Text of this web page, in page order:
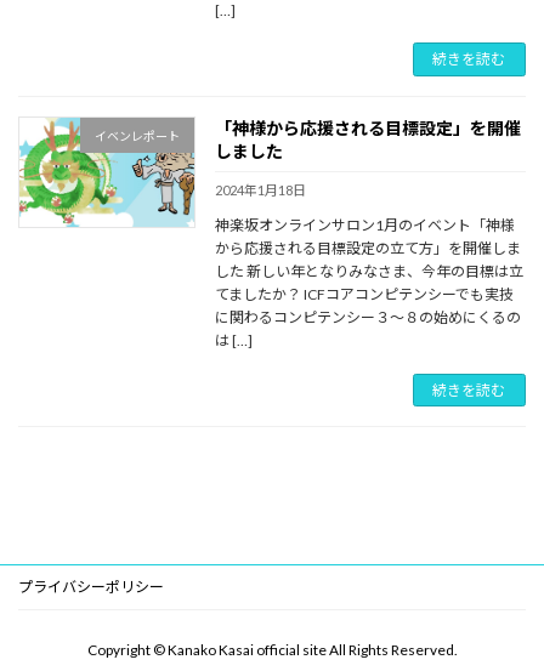
[…]
続きを読む
イベンレポート
「神様から応援される目標設定」を開催
しました
2024年1月18日
神楽坂オンラインサロン1月のイベント「神様
から応援される目標設定の立て方」を開催しま
した 新しい年となりみなさま、今年の目標は立
てましたか？ ICFコアコンピテンシーでも実技
に関わるコンピテンシー３～８の始めにくるの
は […]
続きを読む
プライバシーポリシー
Copyright © Kanako Kasai official site All Rights Reserved.